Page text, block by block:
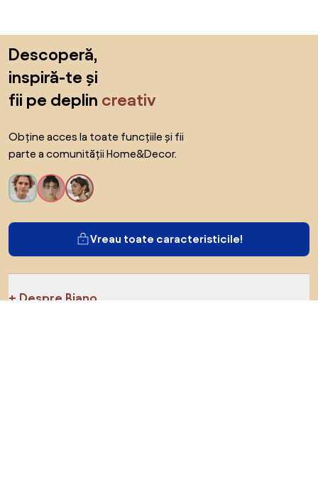
Descoperă,
inspiră-te și
fii pe deplin creativ
Obține acces la toate funcțiile și fii
parte a comunității Home&Decor.
Vreau toate caracteristicile!
Despre Biano